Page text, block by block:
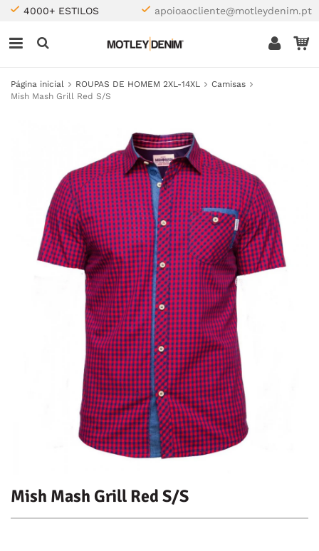
4000+ ESTILOS apoioaocliente@motleydenim.pt
Página inicial ROUPAS DE HOMEM 2XL-14XL
Camisas
Mish Mash Grill Red S/S
Mish Mash Grill Red S/S